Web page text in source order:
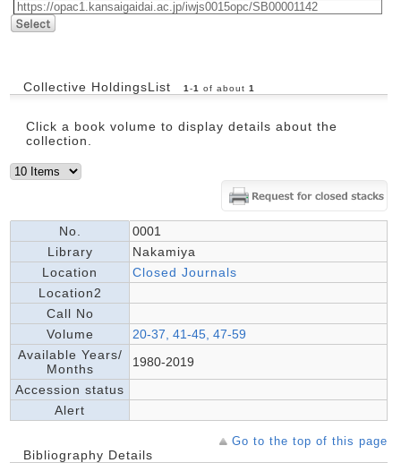
Collective HoldingsList 1 -1 of about 1
Click a book volume to display details about the
collection.
No.
0001
Library
Nakamiya
Location
Closed Journals
Location2
Call No
Volume
20-37, 41-45, 47-59
Available Years/
Months
1980-2019
Accession status
Alert
Go to the top of this page
Bibliography Details